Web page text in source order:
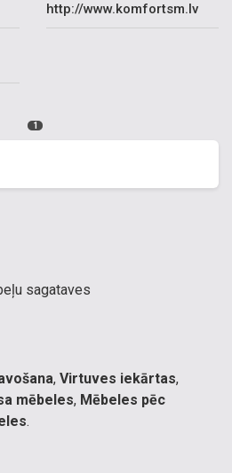
http://www.komfortsm.lv
1
sagataves
, Virtuves iekārtas,
mēbeles, Mēbeles pēc
.
mēbeļu ražošana,